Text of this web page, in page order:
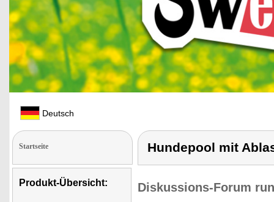
Deutsch
Startseite
Produkt-Übersicht:
Hundepool mit
Diskussions-Forum